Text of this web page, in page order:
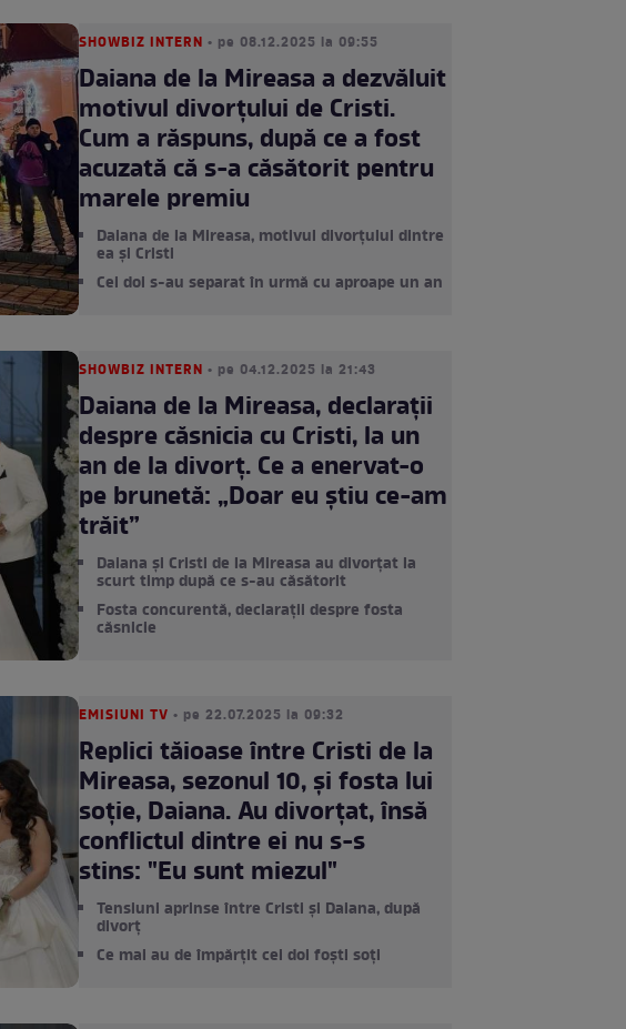
SHOWBIZ INTERN • pe 08.12.2025 la 09:55
Daiana de la Mireasa a dezvăluit
motivul divorțului de Cristi.
Cum a răspuns, după ce a fost
acuzată că s-a căsătorit pentru
marele premiu
Daiana de la Mireasa, motivul divorțului dintre
ea și Cristi
Cei doi s-au separat în urmă cu aproape un an
SHOWBIZ INTERN • pe 04.12.2025 la 21:43
Daiana de la Mireasa, declarații
despre căsnicia cu Cristi, la un
an de la divorț. Ce a enervat-o
pe brunetă: „Doar eu știu ce-am
trăit”
Daiana și Cristi de la Mireasa au divorțat la
scurt timp după ce s-au căsătorit
Fosta concurentă, declarații despre fosta
căsnicie
EMISIUNI TV • pe 22.07.2025 la 09:32
Replici tăioase între Cristi de la
Mireasa, sezonul 10, și fosta lui
soție, Daiana. Au divorțat, însă
conflictul dintre ei nu s-s
stins: "Eu sunt miezul"
Tensiuni aprinse între Cristi și Daiana, după
divorț
Ce mai au de împărțit cei doi foști soți